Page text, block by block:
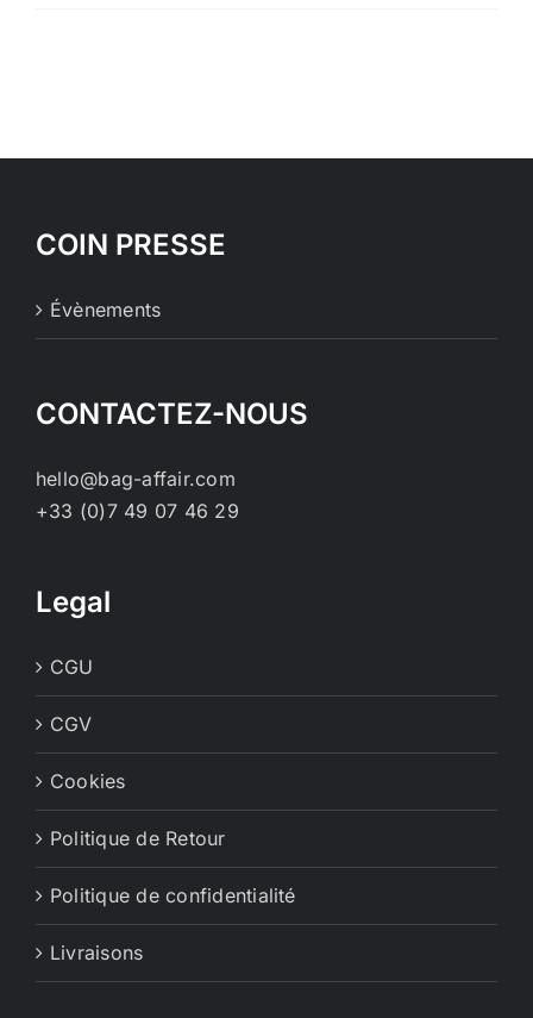
COIN PRESSE
Évènements
CONTACTEZ-NOUS
hello@bag-affair.com
+33 (0)7 49 07 46 29
Legal
CGU
CGV
Cookies
Politique de Retour
Politique de confidentialité
Livraisons